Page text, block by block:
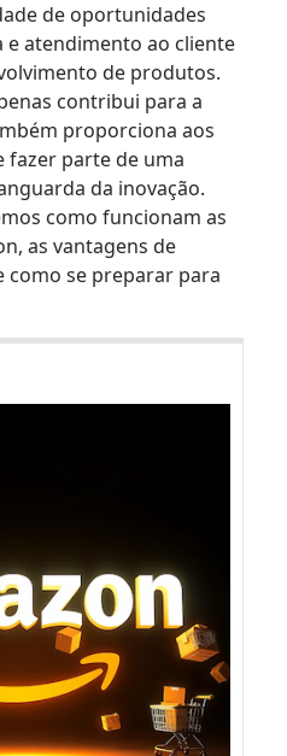
de oportunidades
e atendimento ao cliente
de produtos.
contribui para a
proporciona aos
fazer parte de uma
da inovação.
como funcionam as
as vantagens de
como se preparar para